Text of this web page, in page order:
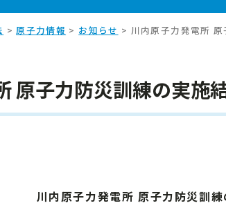
>原子力情報 > お知らせ > 川内原子力発電所
原子力防災訓練の実施
川内原子力発電所 原子力防災訓